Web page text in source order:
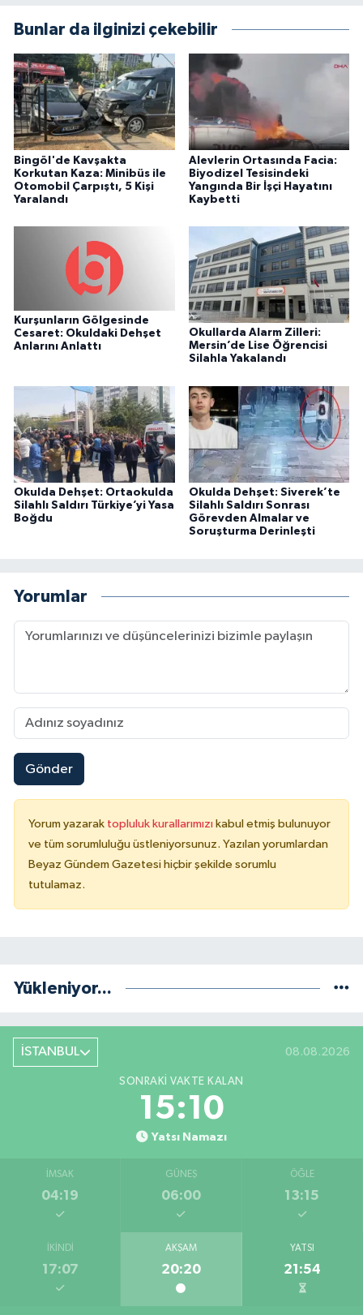
Bunlar da ilginizi çekebilir
Bingöl'de Kavşakta
Korkutan Kaza: Minibüs ile
Otomobil Çarpıştı, 5 Kişi
Yaralandı
Alevlerin Ortasında Facia:
Biyodizel Tesisindeki
Yangında Bir İşçi Hayatını
Kaybetti
Kurşunların Gölgesinde
Cesaret: Okuldaki Dehşet
Anlarını Anlattı
Okullarda Alarm Zilleri:
Mersin’de Lise Öğrencisi
Silahla Yakalandı
Okulda Dehşet: Ortaokulda
Silahlı Saldırı Türkiye’yi Yasa
Boğdu
Okulda Dehşet: Siverek’te
Silahlı Saldırı Sonrası
Görevden Almalar ve
Soruşturma Derinleşti
Yorumlar
Gönder
Yorum yazarak topluluk kurallarımızı kabul etmiş bulunuyor
ve tüm sorumluluğu üstleniyorsunuz. Yazılan yorumlardan
Beyaz Gündem Gazetesi hiçbir şekilde sorumlu
tutulamaz.
Yükleniyor...
İSTANBUL 08.08.2026
SONRAKI VAKTE KALAN
15:10
Yatsı Namazı
İMSAK
04:19
GÜNEŞ
06:00
ÖĞLE
13:15
İKINDI
17:07
AKŞAM
20:20
YATSI
21:54